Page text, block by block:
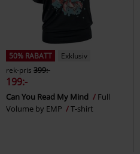
50% RABATT
Exklusiv
rek-pris 399:-
199:-
Can You Read My Mind
Full
Volume by EMP
T-shirt